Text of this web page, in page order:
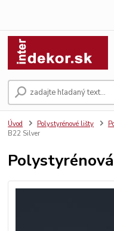
Úvod Polystyrénové lišty
B22 Silver